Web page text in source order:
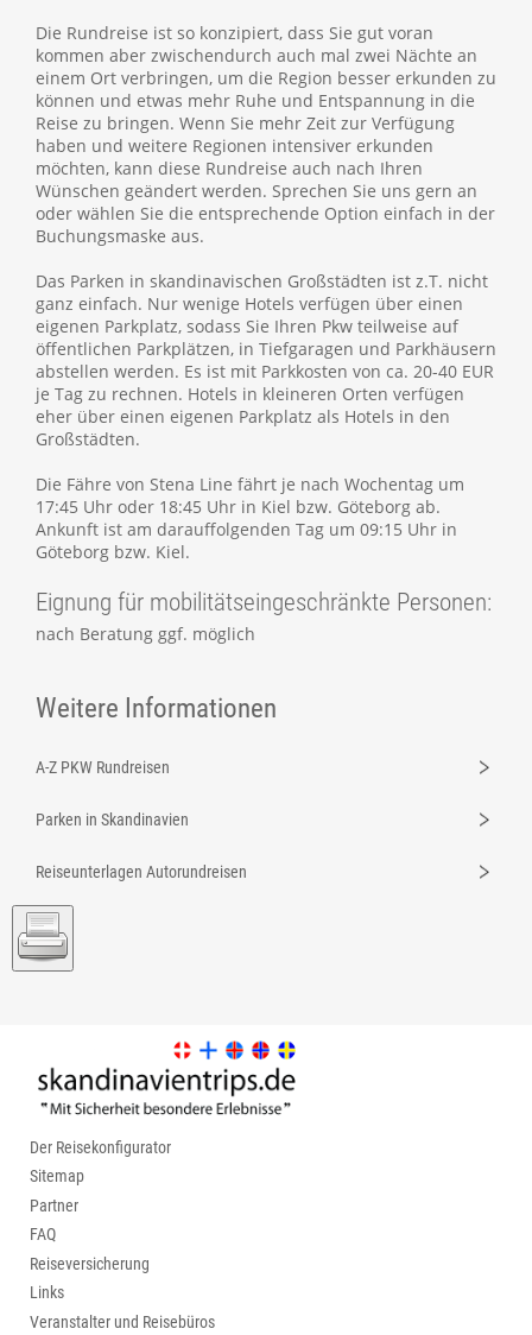
Die Rundreise ist so konzipiert, dass Sie gut voran
kommen aber zwischendurch auch mal zwei Nächte an
einem Ort verbringen, um die Region besser erkunden zu
können und etwas mehr Ruhe und Entspannung in die
Reise zu bringen. Wenn Sie mehr Zeit zur Verfügung
haben und weitere Regionen intensiver erkunden
möchten, kann diese Rundreise auch nach Ihren
Wünschen geändert werden. Sprechen Sie uns gern an
oder wählen Sie die entsprechende Option einfach in der
Buchungsmaske aus.
Das Parken in skandinavischen Großstädten ist z.T. nicht
ganz einfach. Nur wenige Hotels verfügen über einen
eigenen Parkplatz, sodass Sie Ihren Pkw teilweise auf
öffentlichen Parkplätzen, in Tiefgaragen und Parkhäusern
abstellen werden. Es ist mit Parkkosten von ca. 20-40 EUR
je Tag zu rechnen. Hotels in kleineren Orten verfügen
eher über einen eigenen Parkplatz als Hotels in den
Großstädten.
Die Fähre von Stena Line fährt je nach Wochentag um
17:45 Uhr oder 18:45 Uhr in Kiel bzw. Göteborg ab.
Ankunft ist am darauffolgenden Tag um 09:15 Uhr in
Göteborg bzw. Kiel.
Eignung für mobilitätseingeschränkte Personen:
nach Beratung ggf. möglich
Weitere Informationen
A-Z PKW Rundreisen
Parken in Skandinavien
Reiseunterlagen Autorundreisen
Der Reisekonfigurator
Sitemap
Partner
FAQ
Reiseversicherung
Links
Veranstalter und Reisebüros